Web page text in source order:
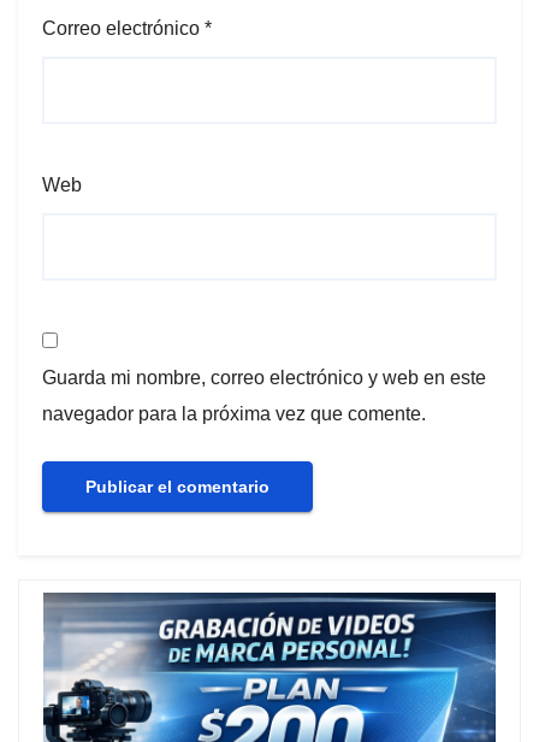
Correo electrónico *
Web
Guarda mi nombre, correo electrónico y web en este
navegador para la próxima vez que comente.